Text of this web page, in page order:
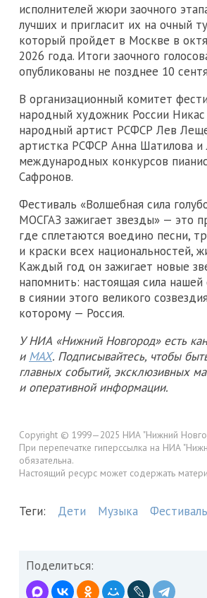
исполнителей жюри заочного
лучших и пригласит их на очный
который пройдет в Москве в
2026 года. Итоги заочного
опубликованы не позднее 10
В организационный комитет
народный художник России
народный артист РСФСР Лев
артистка РСФСР Анна Шатилова и
международных конкурсов
Сафронов.
Фестиваль «Волшебная сила
МОСГАЗ зажигает звезды» — это
где сплетаются воедино песни,
и краски всех национальностей,
Каждый год он зажигает новые
напомнить: настоящая сила
в сиянии этого великого
которому — Россия.
У НИА «Нижний Новгород» есть
и MAX. Подписывайтесь, чтобы
главных событий, эксклюзивных
и оперативной информации.
Copyright © 1999—2025 НИА "Нижний
При перепечатке гиперссылка на НИА
обязательна.
Настоящий ресурс может содержать
Теги: Дети Музыка Фестиваль
Поделиться: